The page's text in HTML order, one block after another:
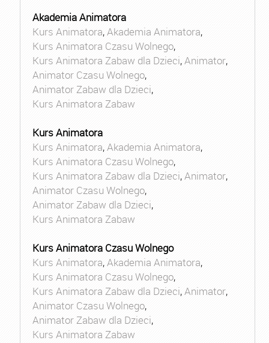
Akademia Animatora
Kurs Animatora,Akademia Animatora,
Kurs Animatora Czasu Wolnego,
Kurs Animatora Zabaw dla Dzieci,Animator,
Animator Czasu Wolnego,
Animator Zabaw dla Dzieci,
Kurs Animatora Zabaw
Kurs Animatora
Kurs Animatora,Akademia Animatora,
Kurs Animatora Czasu Wolnego,
Kurs Animatora Zabaw dla Dzieci,Animator,
Animator Czasu Wolnego,
Animator Zabaw dla Dzieci,
Kurs Animatora Zabaw
Kurs Animatora Czasu Wolnego
Kurs Animatora,Akademia Animatora,
Kurs Animatora Czasu Wolnego,
Kurs Animatora Zabaw dla Dzieci,Animator,
Animator Czasu Wolnego,
Animator Zabaw dla Dzieci,
Kurs Animatora Zabaw